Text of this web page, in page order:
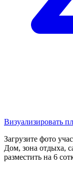
Визуализировать
Загрузите фото
Дом, зона отдыха,
разместить на 6